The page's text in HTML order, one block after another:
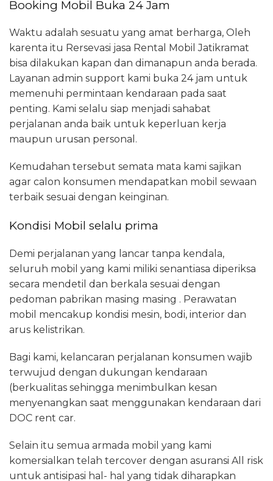
Booking Mobil Buka 24 Jam
Waktu adalah sesuatu yang amat berharga, Oleh
karenta itu Rersevasi jasa Rental Mobil Jatikramat
bisa dilakukan kapan dan dimanapun anda berada.
Layanan admin support kami buka 24 jam untuk
memenuhi permintaan kendaraan pada saat
penting. Kami selalu siap menjadi sahabat
perjalanan anda baik untuk keperluan kerja
maupun urusan personal.
Kemudahan tersebut semata mata kami sajikan
agar calon konsumen mendapatkan mobil sewaan
terbaik sesuai dengan keinginan.
Kondisi Mobil selalu prima
Demi perjalanan yang lancar tanpa kendala,
seluruh mobil yang kami miliki senantiasa diperiksa
secara mendetil dan berkala sesuai dengan
pedoman pabrikan masing masing . Perawatan
mobil mencakup kondisi mesin, bodi, interior dan
arus kelistrikan.
Bagi kami, kelancaran perjalanan konsumen wajib
terwujud dengan dukungan kendaraan
(berkualitas sehingga menimbulkan kesan
menyenangkan saat menggunakan kendaraan dari
DOC rent car.
Selain itu semua armada mobil yang kami
komersialkan telah tercover dengan asuransi All risk
untuk antisipasi hal- hal yang tidak diharapkan